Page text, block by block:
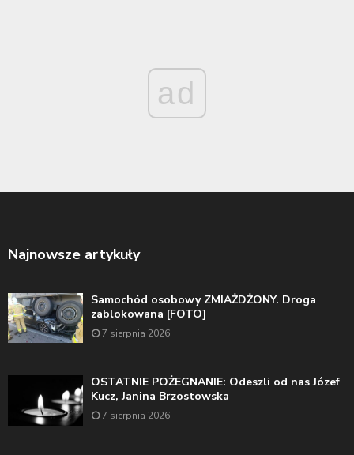
ad
Najnowsze artykuły
Samochód osobowy ZMIAŻDŻONY. Droga
zablokowana [FOTO]
7 sierpnia 2026
OSTATNIE POŻEGNANIE: Odeszli od nas Józef
Kucz, Janina Brzostowska
7 sierpnia 2026